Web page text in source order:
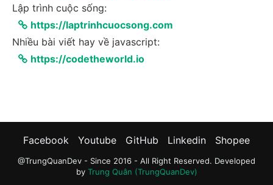
Lập trình cuộc sống:
https://laptrinhcuocsong.com
Nhiều bài viết hay về javascript:
https://codetheworld.io
Facebook Youtube GitHub Linkedin Shopee
@TrungQuanDev - Since 2016 - All Right Reserved. Developed
by Trung Quân (TrungQuanDev)